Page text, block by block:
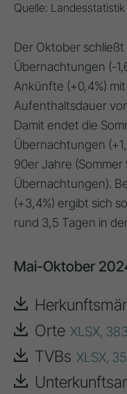
Quelle: Landesstatistik
Der Oktober
Übernachtungen (-
Ankünfte (+0,4%)
Aufenthaltsdauer
Damit endet die
Übernachtungen
90er Jahre (Sommer
Übernachtungen).
(+3,4%) ergibt sich
rund 3,5 Tagen in
Mai-Oktober
Orte XLSX,
TVBs XLSX,